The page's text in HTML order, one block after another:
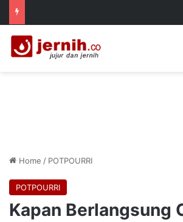
Home / POTPOURRI
POTPOURRI
Kapan Berlangsung